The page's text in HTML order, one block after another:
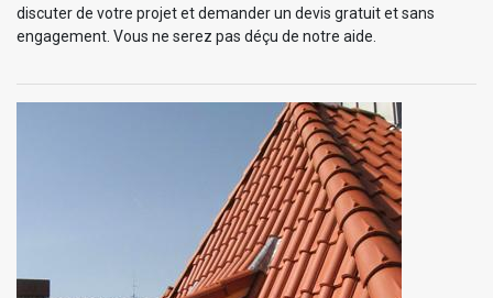
discuter de votre projet et demander un devis gratuit et sans
engagement. Vous ne serez pas déçu de notre aide.